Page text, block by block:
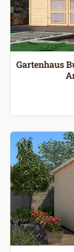
Gartenhaus